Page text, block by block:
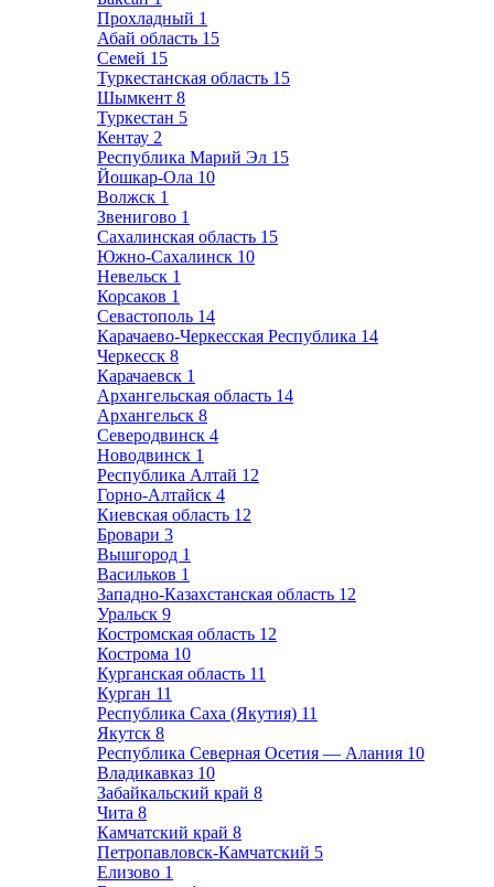
Прохладный 1
Абай область 15
Семей 15
Туркестанская область 15
Шымкент 8
Туркестан 5
Кентау 2
Республика Марий Эл 15
Йошкар-Ола 10
Волжск 1
Звенигово 1
Сахалинская область 15
Южно-Сахалинск 10
Невельск 1
Корсаков 1
Севастополь 14
Карачаево-Черкесская Республика 14
Черкесск 8
Карачаевск 1
Архангельская область 14
Архангельск 8
Северодвинск 4
Новодвинск 1
Республика Алтай 12
Горно-Алтайск 4
Киевская область 12
Бровари 3
Вышгород 1
Васильков 1
Западно-Казахстанская область 12
Уральск 9
Костромская область 12
Кострома 10
Курганская область 11
Курган 11
Республика Саха (Якутия) 11
Якутск 8
Республика Северная Осетия — Алания 10
Владикавказ 10
Забайкальский край 8
Чита 8
Камчатский край 8
Петропавловск-Камчатский 5
Елизово 1